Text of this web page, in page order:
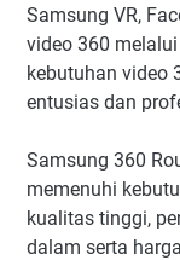
Samsung VR,
video 360
kebutuhan video
entusias dan
Samsung 360
memenuhi
kualitas tinggi,
dalam serta